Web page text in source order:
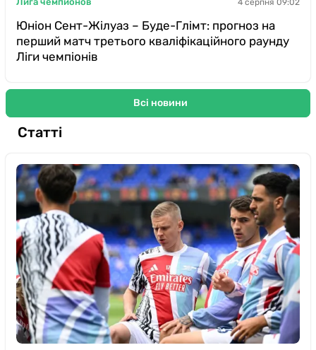
Юніон Сент-Жілуаз – Буде-Глімт: прогноз на
перший матч третього кваліфікаційного раунду
Ліги чемпіонів
Всі новини
Статті